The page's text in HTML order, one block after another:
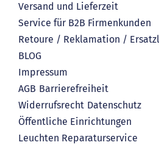
Versand und Lieferzeit
Service für B2B Firmenkunden
Retoure / Reklamation /
BLOG
Impressum
AGB Barrierefreiheit
Widerrufsrecht Datenschutz
Öffentliche Einrichtungen
Leuchten Reparaturservice